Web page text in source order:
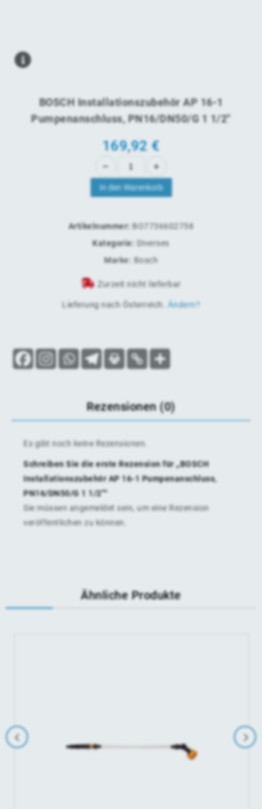
BOSCH Installationszubehör AP 16-1
Pumpenanschluss, PN16/DN50/G 1 1/2"
169,92€
In den Warenkorb
Artikelnummer: BO7736602758
Kategorie:
Diverses
Marke:
Bosch
Zurzeit nicht lieferbar
Lieferung nach Österreich Ändern?
Rezensionen (0)
Es gibt noch keine Rezensionen.
Schreiben Sie die erste Rezension für „BOSCH
Installationszubehör AP 16-1 Pumpenanschluss,
PN16/DN50/G 1 1/2″“
Sie müssen angemeldet sein, um eine Rezension
veröffentlichen zu können.
Ähnliche Produkte